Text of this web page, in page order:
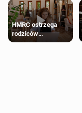
HMRC ostrzega
rodziców
pobierających Child